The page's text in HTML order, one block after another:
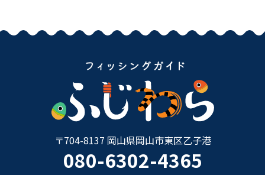
〒704-8137 岡山県岡山市東区乙子港
080-6302-4365